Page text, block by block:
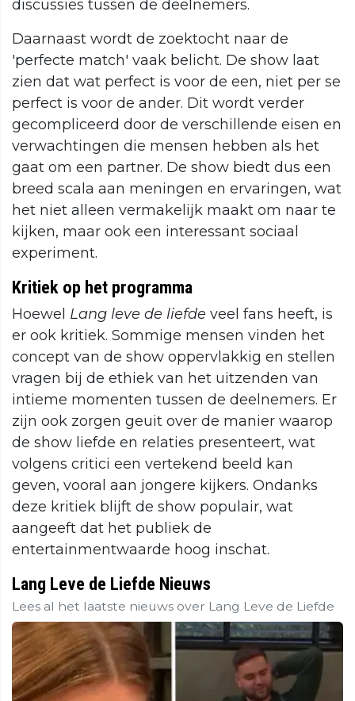
discussies tussen de deelnemers.
Daarnaast wordt de zoektocht naar de
'perfecte match' vaak belicht. De show laat
zien dat wat perfect is voor de een, niet per se
perfect is voor de ander. Dit wordt verder
gecompliceerd door de verschillende eisen en
verwachtingen die mensen hebben als het
gaat om een partner. De show biedt dus een
breed scala aan meningen en ervaringen, wat
het niet alleen vermakelijk maakt om naar te
kijken, maar ook een interessant sociaal
experiment.
Kritiek op het programma
Hoewel Lang leve de liefde veel fans heeft, is
er ook kritiek. Sommige mensen vinden het
concept van de show oppervlakkig en stellen
vragen bij de ethiek van het uitzenden van
intieme momenten tussen de deelnemers. Er
zijn ook zorgen geuit over de manier waarop
de show liefde en relaties presenteert, wat
volgens critici een vertekend beeld kan
geven, vooral aan jongere kijkers. Ondanks
deze kritiek blijft de show populair, wat
aangeeft dat het publiek de
entertainmentwaarde hoog inschat.
Lang Leve de Liefde Nieuws
Lees al het laatste nieuws over Lang Leve de Liefde